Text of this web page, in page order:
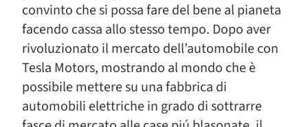
convinto che si possa fare del bene al pianeta
facendo cassa allo stesso tempo. Dopo aver
rivoluzionato il mercato dell’automobile con
Tesla Motors, mostrando al mondo che è
possibile mettere su una fabbrica di
automobili elettriche in grado di sottrarre